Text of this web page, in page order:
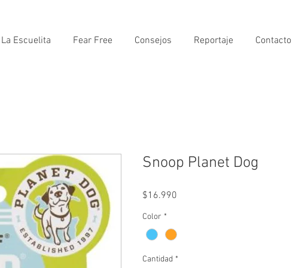
La Escuelita Fear Free Consejos Reportaje Contacto
Snoop Planet Dog
$16.990
Color *
Cantidad *